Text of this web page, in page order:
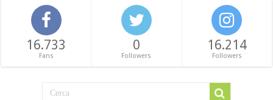
16.733
Fans
0
Followers
16.214
Followers